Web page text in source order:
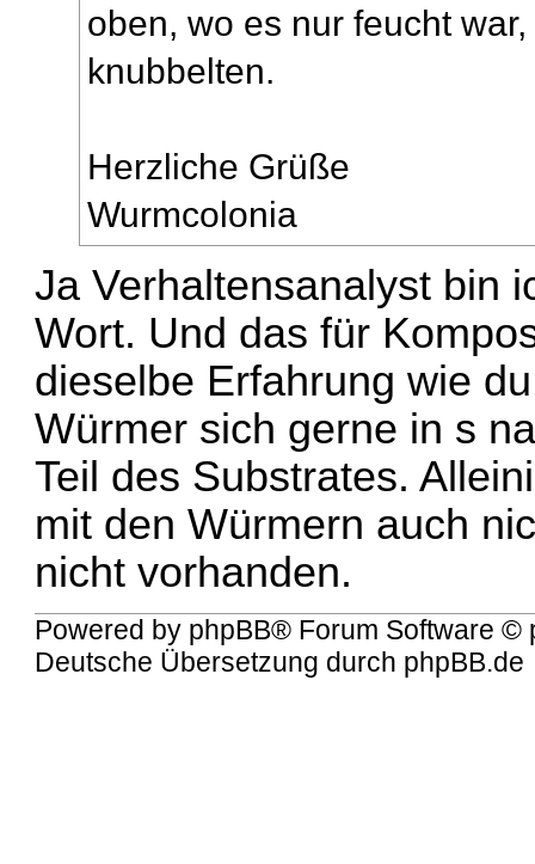
oben, wo es nur feucht
knubbelten.
Herzliche Grüße
Wurmcolonia
Ja Verhaltensanalyst bin
Wort. Und das für
dieselbe Erfahrung wie
Würmer sich gerne in s
Teil des Substrates.
mit den Würmern auch
nicht vorhanden.
Powered by phpBB® Forum Software ©
Deutsche Übersetzung durch phpBB.de